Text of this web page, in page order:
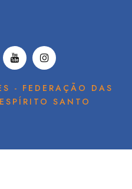
- FEDERAÇÃO DAS
SANTO